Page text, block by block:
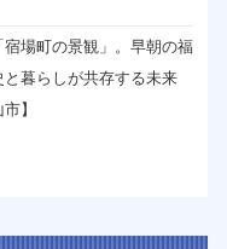
宿場町の景観」。早朝の福
暮らしが共存する未来
】